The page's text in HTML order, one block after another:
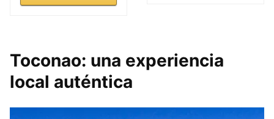
Toconao: una experiencia
local auténtica